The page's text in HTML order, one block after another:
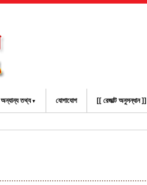
অন্যান্য তথ্য যোগাযোগ [[ রেজাল্ট অনুসন্ধান ]]